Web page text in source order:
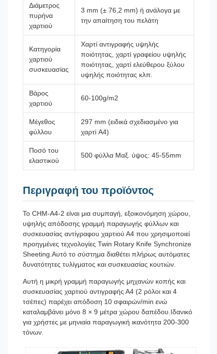
Διάμετρος
πυρήνα
χαρτιού
3 mm (± 76,2 mm) ή ανάλογα με
την απαίτηση του πελάτη
Κατηγορία
χαρτιού
συσκευασίας
Χαρτί αντιγραφής υψηλής
ποιότητας, χαρτί γραφείου υψηλής
ποιότητας, χαρτί ελεύθερου ξύλου
υψηλής ποιότητας κλπ.
Βάρος
χαρτιού
60-100g/m2
Μέγεθος
φύλλου
297 mm (ειδικά σχεδιασμένο για
χαρτί A4)
Ποσό του
ελαστικού
500 φύλλα Μαξ. ύψος: 45-55mm
Περιγραφή του προϊόντος
Το CHM-A4-2 είναι μια συμπαγή, εξοικονόμηση χώρου,
υψηλής απόδοσης γραμμή παραγωγής φύλλων και
συσκευασίας αντίγραφου χαρτιού Α4 που χρησιμοποιεί
προηγμένες τεχνολογίες Twin Rotary Knife Synchronize
Sheeting.Αυτό το σύστημα διαθέτει πλήρως αυτόματες
δυνατότητες τυλίγματος και συσκευασίας κουτιών.
Αυτή η μικρή γραμμή παραγωγής μηχανών κοπής και
συσκευασίας χαρτιού αντιγραφής Α4 (2 ρόλοι και 4
τσέπες) παρέχει απόδοση 10 σφαιρών/min ενώ
καταλαμβάνει μόνο 8 × 9 μέτρα χώρου δαπέδου.Ιδανικό
για χρήστες με μηνιαία παραγωγική ικανότητα 200-300
τόνων.